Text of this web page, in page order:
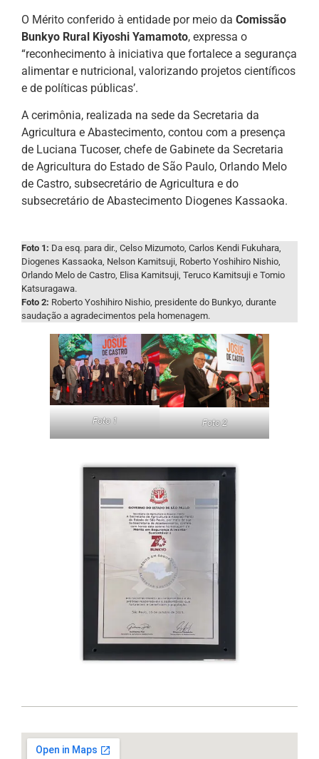
O Mérito conferido à entidade por meio da Comissão
Bunkyo Rural Kiyoshi Yamamoto, expressa o
“reconhecimento à iniciativa que fortalece a segurança
alimentar e nutricional, valorizando projetos científicos
e de políticas públicas’.
A cerimônia, realizada na sede da Secretaria da
Agricultura e Abastecimento, contou com a presença
de Luciana Tucoser, chefe de Gabinete da Secretaria
de Agricultura do Estado de São Paulo, Orlando Melo
de Castro, subsecretário de Agricultura e do
subsecretário de Abastecimento Diogenes Kassaoka.
Foto 1: Da esq. para dir., Celso Mizumoto, Carlos Kendi Fukuhara,
Diogenes Kassaoka, Nelson Kamitsuji, Roberto Yoshihiro Nishio,
Orlando Melo de Castro, Elisa Kamitsuji, Teruco Kamitsuji e Tomio
Katsuragawa.
Foto 2: Roberto Yoshihiro Nishio, presidente do Bunkyo, durante
saudação a agradecimentos pela homenagem.
Foto 1 Foto 2